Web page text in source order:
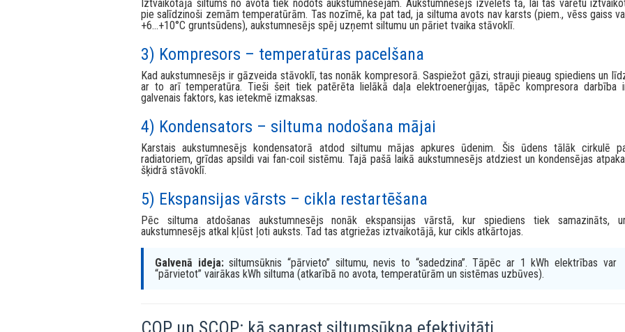
Process sākassiltuma avotā. Tas var būt zemes kontūrs, āra gaiss, virszemes ūdens vai gruntsūdens.
īpaši stabils avots bieži ir gruntsūdens, ko iespējams izmantot caurūdens spicivai urbumu. Piemēram,
siltuma avots ir gruntsūdens, ūdens temperatūra salā mainās daudz mazāk nekā gaisa temperatūra, tāpēc
2) Iztvaikotājs – siltuma “uzsūkšana”
Iztvaikotājā siltums no avota tiek nodots aukstumnesējam. Aukstumnesējs izvēlēts tā, lai tas varētu iztvaikot
pie salīdzinoši zemām temperatūrām. Tas nozīmē, ka pat tad, ja siltuma avots nav karsts (piem., vēss gaiss vai
3) Kompresors – temperatūras pacelšana
Kad aukstumnesējs ir gāzveida stāvoklī, tas nonāk kompresorā. Saspiežot gāzi, strauji pieaug spiediens un
ar to arī temperatūra. Tieši šeit tiek patērēta lielākā daļa elektroenerģijas, tāpēc kompresora darbība ir
4) Kondensators – siltuma nodošana mājai
Karstais aukstumnesējs kondensatorā atdod siltumu mājas apkures ūdenim. Šis ūdens tālāk cirkulē pa
radiatoriem, grīdas apsildi vai fan-coil sistēmu. Tajā pašā laikā aukstumnesējs atdziest un kondensējas atpakaļ
šķidrā stāvoklī.
5) Ekspansijas vārsts – cikla restartēšana
aukstumnesējs atkal kļūst ļoti auksts. Tad tas atgriežas iztvaikotājā, kur cikls atkārtojas.